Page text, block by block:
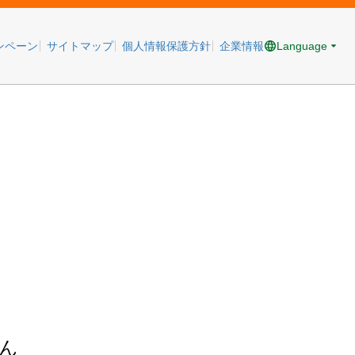
ペーン サイトマップ 個人情報保護方針 企業情報 Language